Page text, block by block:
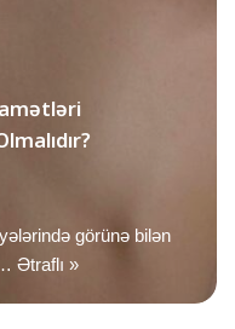
görünə bilən
Ətraflı »